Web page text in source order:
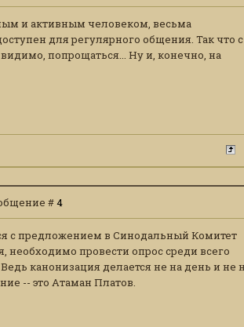
и активным человеком, весьма
для регулярного общения. Так что с
попрощаться... Ну и, конечно, на
#4
с предложением в Синодальный Комитет
провести опрос среди всего
канонизация делается не на день и не
-- это Атаман Платов.